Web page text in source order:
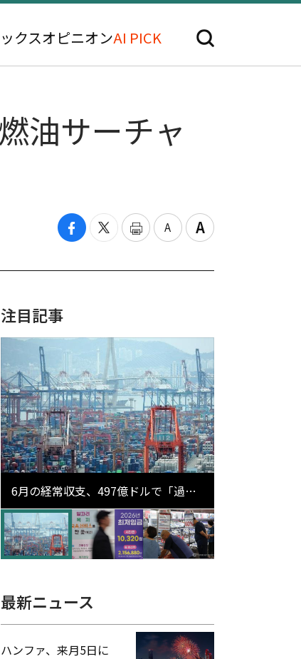
クスオピニオンAI PICK
油サーチャ
注目記事
6月の経常収支、497億ドルで「過去
最大」…輸出が初の1000億ドル突破
最新ニュース
ハンファ、来月5日に